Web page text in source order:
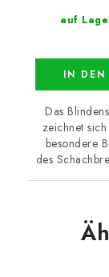
auf
IN DEN
Das
zeichnet
besondere
des